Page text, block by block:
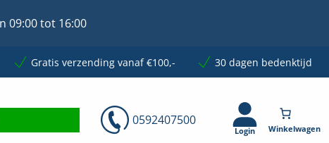
09:00 tot 16:00
Gratis verzending vanaf €100,- 30 dagen bedenktijd
0592407500
Login